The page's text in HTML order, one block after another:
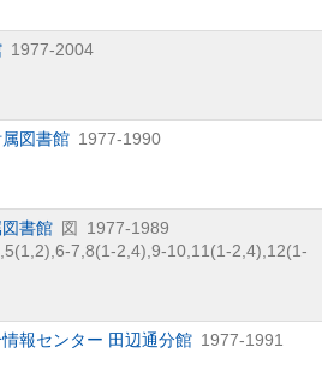
1977-2004
図書館 1977-1990
書館 図
1977-1989
5(1,2),6-7,8(1-2,4),9-10,11(1-2,4),12(1-
報センター 田辺通分館 1977-1991